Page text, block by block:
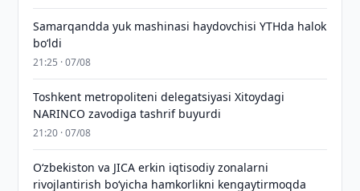
Samarqandda yuk mashinasi haydovchisi YTHda halok
bo‘ldi
21:25 · 07/08
Toshkent metropoliteni delegatsiyasi Xitoydagi
NARINCO zavodiga tashrif buyurdi
21:20 · 07/08
Oʻzbekiston va JICA erkin iqtisodiy zonalarni
rivojlantirish boʻyicha hamkorlikni kengaytirmoqda